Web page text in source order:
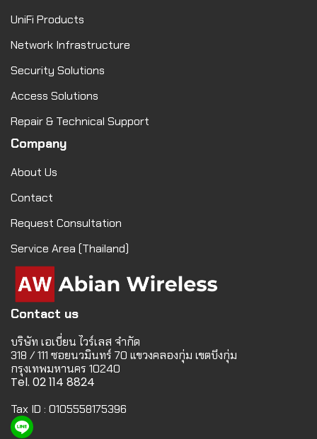
UniFi Products
Network Infrastructure
Security Solutions
Access Solutions
Repair & Technical Support
Company
About Us
Contact
Request Consultation
Service Area (Thailand)
Contact us
บริษัท เอเบี่ยน ไวร์เลส จำกัด
318 / 111 ซอยนวมินทร์ 70 แขวงคลองกุ่ม เขตบึงกุ่ม
กรุงเทพมหานคร 10240
Tel. 02 114 8824
Tax ID : 0105558175396